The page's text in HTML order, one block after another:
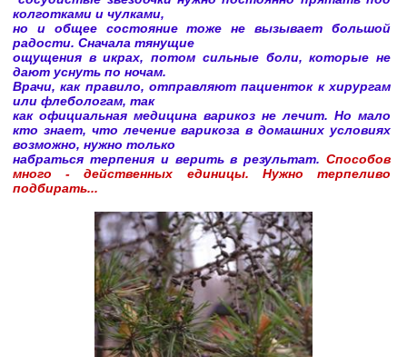
колготками и чулками,
но и общее состояние тоже не вызывает большой
радости. Сначала тянущие
ощущения в икрах, потом сильные боли, которые не
дают уснуть по ночам.
Врачи, как правило, отправляют пациенток к хирургам
или флебологам, так
как официальная медицина варикоз не лечит. Но мало
кто знает, что лечение варикоза в домашних условиях
возможно, нужно только
набраться терпения и верить в результат. Способов
много - действенных единицы. Нужно терпеливо
подбирать...